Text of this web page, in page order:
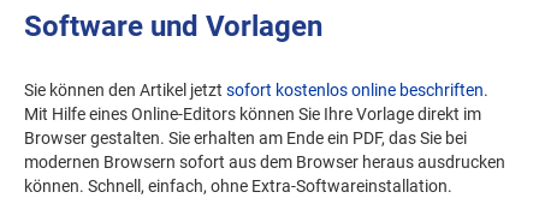
Software und Vorlagen
Sie können den Artikel jetzt sofort kostenlos online beschriften.
Mit Hilfe eines Online-Editors können Sie Ihre Vorlage direkt im
Browser gestalten. Sie erhalten am Ende ein PDF, das Sie bei
modernen Browsern sofort aus dem Browser heraus ausdrucken
können. Schnell, einfach, ohne Extra-Softwareinstallation.